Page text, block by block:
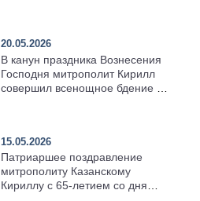
20.05.2026
В канун праздника Вознесения
Господня митрополит Кирилл
совершил всенощное бдение в
15.05.2026
Патриаршее поздравление
митрополиту Казанскому
Кириллу с 65-летием со дня